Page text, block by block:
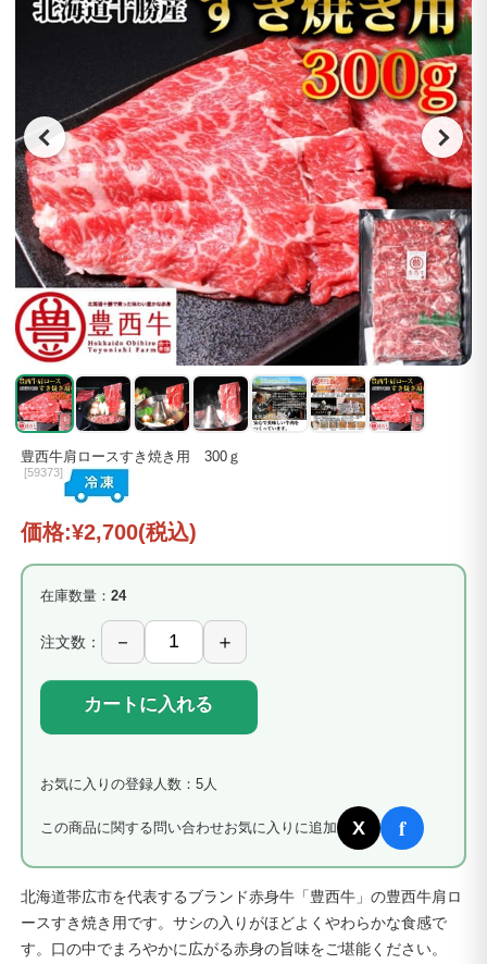
豊西牛肩ロースすき焼き用 300ｇ
[59373]
価格:¥2,700(税込)
在庫数量： 24
注文数：
カートに入れる
お気に入りの登録人数：5人
この商品に関する問い合わせお気に入りに追加 X f
北海道帯広市を代表するブランド赤身牛「豊西牛」の豊西牛肩ロ
ースすき焼き用です。サシの入りがほどよくやわらかな食感で
す。口の中でまろやかに広がる赤身の旨味をご堪能ください。